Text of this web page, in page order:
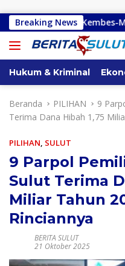
Breaking News
Kembes-Manado
Hukum & Kriminal
Beranda PILIHAN
9
Terima Dana Hibah 1,75
PILIHAN, SULUT
9 Parpol
Sulut Terima
Miliar Tahun
Rinciannya
BERITA SULUT
21 Oktober 2025